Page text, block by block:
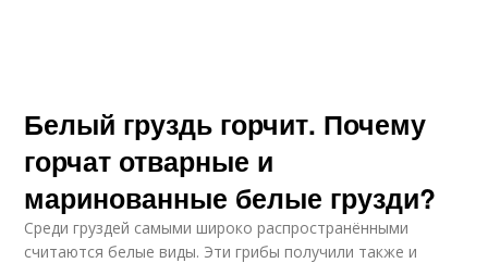
Белый груздь горчит. Почему
горчат отварные и
маринованные белые грузди?
Среди груздей самыми широко распространёнными
считаются белые виды. Эти грибы получили также и